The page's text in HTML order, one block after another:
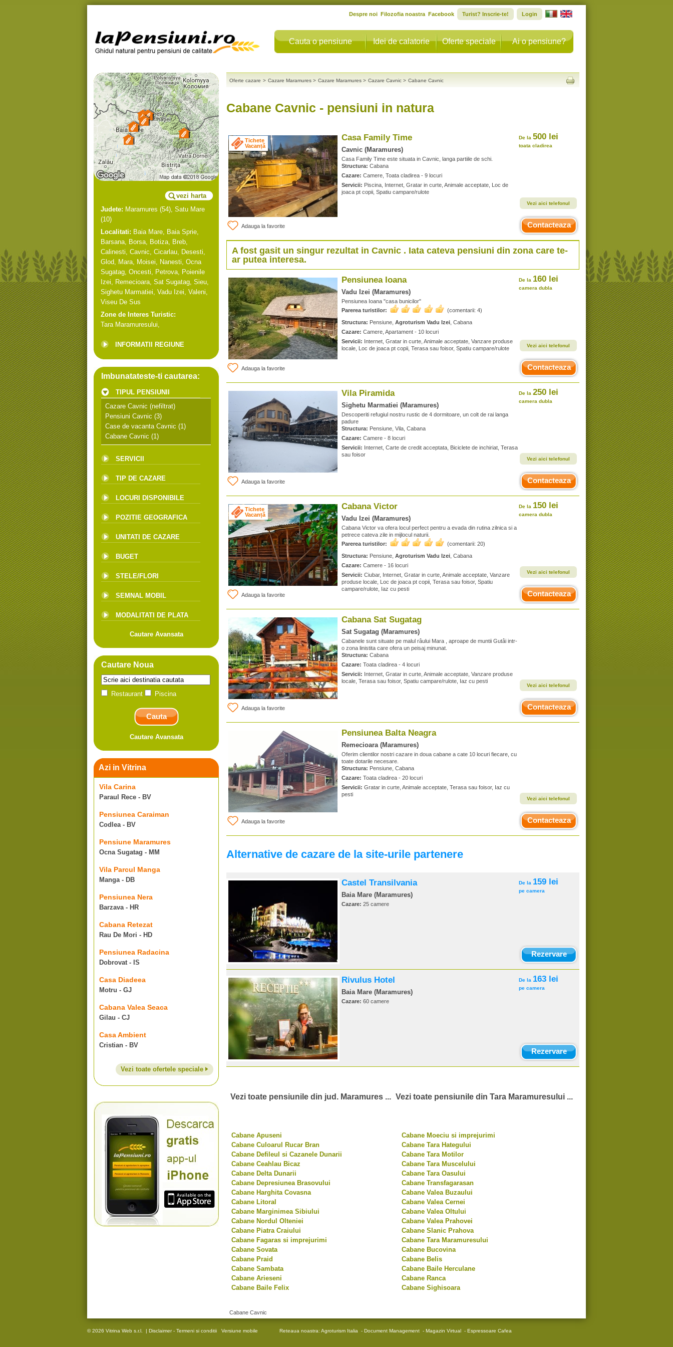
Cauta o pensiune Idei de calatorie Oferte speciale Ai o pensiune?
Despre noi Filozofia noastra Facebook Turist? Inscrie-te! Login
vezi harta
Judete: Maramures (54), Satu Mare
(10)
Localitati: Baia Mare, Baia Sprie,
Barsana, Borsa, Botiza, Breb,
Calinesti, Cavnic, Cicarlau, Desesti,
Glod, Mara, Moisei, Nanesti, Ocna
Sugatag, Oncesti, Petrova, Poienile
Izei, Remecioara, Sat Sugatag, Sieu,
Sighetu Marmatiei, Vadu Izei, Valeni,
Viseu De Sus
Zone de Interes Turistic:
Tara Maramuresului,
INFORMATII REGIUNE
Imbunatateste-ti cautarea:
TIPUL PENSIUNII
Cazare Cavnic (nefiltrat)
Pensiuni Cavnic (3)
Case de vacanta Cavnic (1)
Cabane Cavnic (1)
SERVICII
TIP DE CAZARE
LOCURI DISPONIBILE
POZITIE GEOGRAFICA
UNITATI DE CAZARE
BUGET
STELE/FLORI
SEMNAL MOBIL
MODALITATI DE PLATA
Cautare Avansata
Cautare Noua
Restaurant Piscina
Cautare Avansata
Azi in Vitrina
Vila Carina
Paraul Rece - BV
Pensiunea Caraiman
Codlea - BV
Pensiune Maramures
Ocna Sugatag - MM
Vila Parcul Manga
Manga - DB
Pensiunea Nera
Barzava - HR
Cabana Retezat
Rau De Mori - HD
Pensiunea Radacina
Dobrovat - IS
Casa Diadeea
Motru - GJ
Cabana Valea Seaca
Gilau - CJ
Casa Ambient
Cristian - BV
Vezi toate ofertele speciale
Oferte cazare > Cazare Maramures > Cazare Maramures > Cazare Cavnic > Cabane Cavnic
Cabane Cavnic - pensiuni in natura
Tichete
Vacanță
Adauga la favorite
Casa Family Time
Cavnic (Maramures)
Casa Family Time este situata in Cavnic, langa partiile de schi.
Structura: Cabana
Cazare: Camere, Toata cladirea - 9 locuri
Servicii: Piscina, Internet, Gratar in curte, Animale acceptate, Loc de
joaca pt copii, Spatiu campare/rulote
De la 500 lei
toata cladirea
Vezi aici telefonul
Contacteaza
A fost gasit un singur rezultat in Cavnic . Iata cateva pensiuni din zona care te-
ar putea interesa.
Adauga la favorite
Pensiunea Ioana
Vadu Izei (Maramures)
Pensiunea Ioana "casa bunicilor"
Parerea turistilor:
(comentarii: 4)
Structura: Pensiune, Agroturism Vadu Izei , Cabana
Cazare: Camere, Apartament - 10 locuri
Servicii: Internet, Gratar in curte, Animale acceptate, Vanzare produse
locale, Loc de joaca pt copii, Terasa sau foisor, Spatiu campare/rulote
De la 160 lei
camera dubla
Vezi aici telefonul
Contacteaza
Adauga la favorite
Vila Piramida
Sighetu Marmatiei (Maramures)
Descoperiti refugiul nostru rustic de 4 dormitoare, un colt de rai langa
padure
Structura: Pensiune, Vila, Cabana
Cazare: Camere - 8 locuri
Servicii: Internet, Carte de credit acceptata, Biciclete de inchiriat, Terasa
sau foisor
De la 250 lei
camera dubla
Vezi aici telefonul
Contacteaza
Tichete
Vacanță
Adauga la favorite
Cabana Victor
Vadu Izei (Maramures)
Cabana Victor va ofera locul perfect pentru a evada din rutina zilnica si a
petrece cateva zile in mijlocul naturii.
Parerea turistilor:
(comentarii: 20)
Structura: Pensiune, Agroturism Vadu Izei , Cabana
Cazare: Camere - 16 locuri
Servicii: Ciubar, Internet, Gratar in curte, Animale acceptate, Vanzare
produse locale, Loc de joaca pt copii, Terasa sau foisor, Spatiu
campare/rulote, Iaz cu pesti
De la 150 lei
camera dubla
Vezi aici telefonul
Contacteaza
Adauga la favorite
Cabana Sat Sugatag
Sat Sugatag (Maramures)
Cabanele sunt situate pe malul râului Mara , aproape de muntii Gutâi intr-
o zona linistita care ofera un peisaj minunat.
Structura: Cabana
Cazare: Toata cladirea - 4 locuri
Servicii: Internet, Gratar in curte, Animale acceptate, Vanzare produse
locale, Terasa sau foisor, Spatiu campare/rulote, Iaz cu pesti
Vezi aici telefonul
Contacteaza
Adauga la favorite
Pensiunea Balta Neagra
Remecioara (Maramures)
Oferim clientilor nostri cazare in doua cabane a cate 10 locuri fiecare, cu
toate dotarile necesare.
Structura: Pensiune, Cabana
Cazare: Toata cladirea - 20 locuri
Servicii: Gratar in curte, Animale acceptate, Terasa sau foisor, Iaz cu
pesti
Vezi aici telefonul
Contacteaza
Alternative de cazare de la site-urile partenere
Castel Transilvania
Baia Mare (Maramures)
Cazare: 25 camere
De la 159 lei
pe camera
Rezervare
Rivulus Hotel
Baia Mare (Maramures)
Cazare: 60 camere
De la 163 lei
pe camera
Rezervare
Vezi toate pensiunile din jud. Maramures ... Vezi toate pensiunile din Tara Maramuresului ...
Cabane Apuseni
Cabane Culoarul Rucar Bran
Cabane Defileul si Cazanele Dunarii
Cabane Ceahlau Bicaz
Cabane Delta Dunarii
Cabane Depresiunea Brasovului
Cabane Harghita Covasna
Cabane Litoral
Cabane Marginimea Sibiului
Cabane Nordul Olteniei
Cabane Piatra Craiului
Cabane Fagaras si imprejurimi
Cabane Sovata
Cabane Praid
Cabane Sambata
Cabane Arieseni
Cabane Baile Felix
Cabane Moeciu si imprejurimi
Cabane Tara Hategului
Cabane Tara Motilor
Cabane Tara Muscelului
Cabane Tara Oasului
Cabane Transfagarasan
Cabane Valea Buzaului
Cabane Valea Cernei
Cabane Valea Oltului
Cabane Valea Prahovei
Cabane Slanic Prahova
Cabane Tara Maramuresului
Cabane Bucovina
Cabane Belis
Cabane Baile Herculane
Cabane Ranca
Cabane Sighisoara
Cabane Cavnic
© 2026 Vitrina Web s.r.l. | Disclaimer - Termeni si conditii Versiune mobile Reteaua noastra: Agroturism Italia - Document Management - Magazin Virtual - Espressoare Cafea